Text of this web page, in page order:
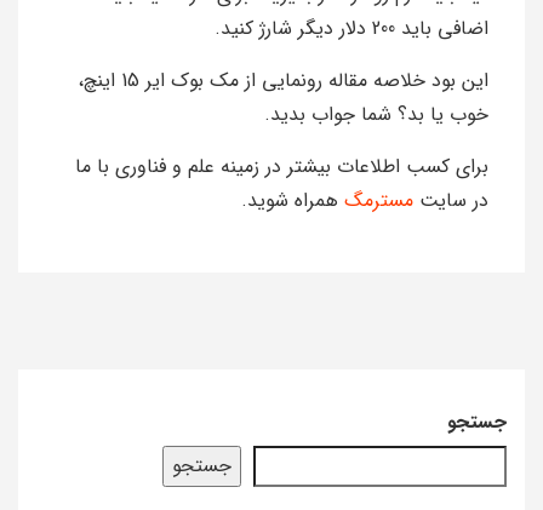
اضافی باید 200 دلار دیگر شارژ کنید.
این بود خلاصه مقاله رونمایی از مک بوک ایر 15 اینچ،
خوب یا بد؟ شما جواب بدید.
برای کسب اطلاعات بیشتر در زمینه علم و فناوری با ما
در سایت مسترمگ همراه شوید.
جستجو
جستجو